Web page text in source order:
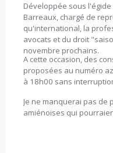
Développée sous l'égide
Barreaux, chargé de
qu'international, la
avocats et du droit
novembre prochains.
A cette occasion, des
proposées au numéro
à 18h00 sans
Je ne manquerai pas de
amiénoises qui